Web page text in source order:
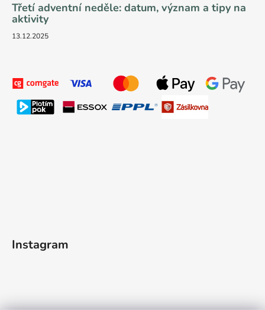
Třetí adventní neděle: datum, význam a tipy na
aktivity
13.12.2025
Instagram